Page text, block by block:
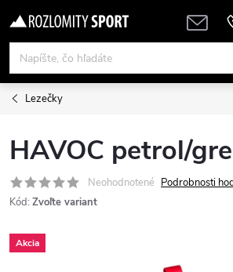
na
obsah
Lezečky
HAVOC petrol/
Neohodnotené Podrobnosti
Kód: Zvoľte variant
Akcia